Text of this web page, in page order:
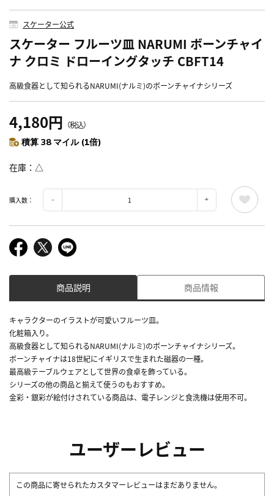
スケーター公式
スケーター フルーツ皿 NARUMI ボーンチャイ
ナ クロミ ドローイングタッチ CBFT14
高級食器として知られるNARUMI(ナルミ)のボーンチャイナシリーズ
4,180円 （税込）
積算 38 マイル (1倍)
在庫 △
購入数：
商品説明 商品情報
キャラクターのイラストが可愛いフルーツ皿。
化粧箱入り。
高級食器として知られるNARUMI(ナルミ)のボーンチャイナシリーズ。
ボーンチャイナは18世紀にイギリスで生まれた磁器の一種。
最高級テーブルウェアとして世界の食卓を飾っている。
シリーズの他の商品と揃えて使うのもおすすめ。
金彩・銀彩が絵付けされている商品は、電子レンジと食洗機は使用不可。
ユーザーレビュー
この商品に寄せられたカスタマーレビューはまだありません。